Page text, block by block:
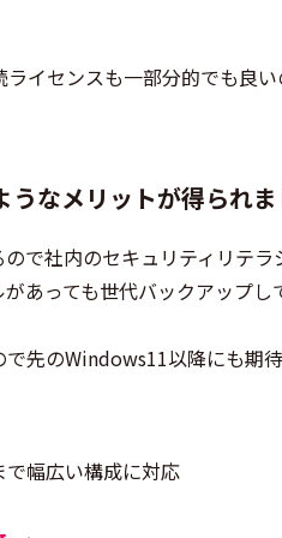
イセンスも一部分的でも良
なメリットが得られま
で社内のセキュリティリテ
あっても世代バックアップ
先のWindows11以降にも期待
幅広い構成に対応